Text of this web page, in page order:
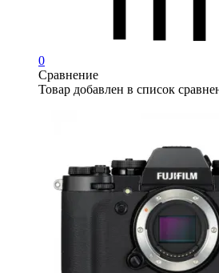
0
Сравнение
Товар добавлен в список